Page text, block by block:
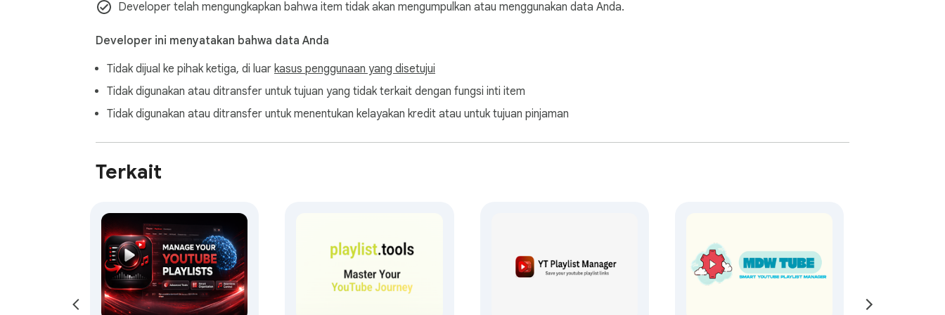
Developer telah mengungkapkan bahwa item tidak akan mengumpulkan atau menggunakan data Anda.
Developer ini menyatakan bahwa data Anda
Tidak dijual ke pihak ketiga, di luar kasus penggunaan yang disetujui
Tidak digunakan atau ditransfer untuk tujuan yang tidak terkait dengan fungsi inti item
Tidak digunakan atau ditransfer untuk menentukan kelayakan kredit atau untuk tujuan pinjaman
Terkait